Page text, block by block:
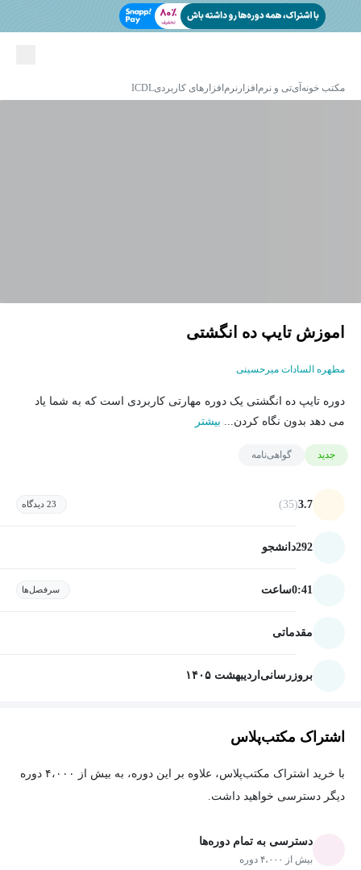
مکتب خونه آی‌تی و نرم‌افزار نرم‌افزارهای کاربردیICDL
اموزش تایپ ده انگشتی
مطهره السادات میرحسینی
دوره تایپ ده انگشتی یک دوره مهارتی کاربردی است که به شما یاد
می دهد بدون نگاه کردن... بیشتر
جدید گواهی‌نامه
3.7
(35) 23 دیدگاه
292دانشجو
0:41ساعت سرفصل‌ها
مقدماتی
بروزرسانی اردیبهشت ۱۴۰۵
اشتراک مکتب‌پلاس
با خرید اشتراک مکتب‌پلاس، علاوه بر این دوره، به بیش از ۴،۰۰۰ دوره
دیگر دسترسی خواهید داشت.
دسترسی به تمام دوره‌ها
بیش از ۴،۰۰۰ دوره